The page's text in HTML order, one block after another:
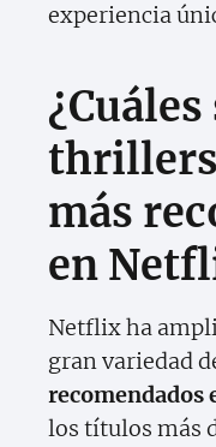
experiencia
más
en
Netflix ha
gran variedad
recomendados
los títulos más